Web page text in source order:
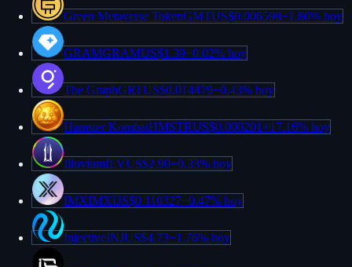
Green Metaverse TokenGMTUS$0.006598−1.80% hoy
GRAMGRAMUS$1.39−0.02% hoy
The GraphGRTUS$0.014479−0.43% hoy
Hamster KombatHMSTRUS$0.000201+17.16% hoy
IlluviumILVUS$2.90+0.33% hoy
IMXIMXUS$0.110327−0.47% hoy
InjectiveINJUS$4.73−1.76% hoy